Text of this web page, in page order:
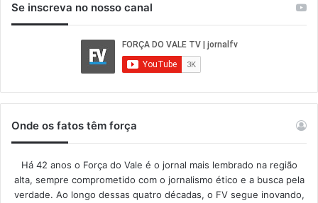
Se inscreva no nosso canal
Onde os fatos têm força
Há 42 anos o Força do Vale é o jornal mais lembrado na região
alta, sempre comprometido com o jornalismo ético e a busca pela
verdade. Ao longo dessas quatro décadas, o FV segue inovando,